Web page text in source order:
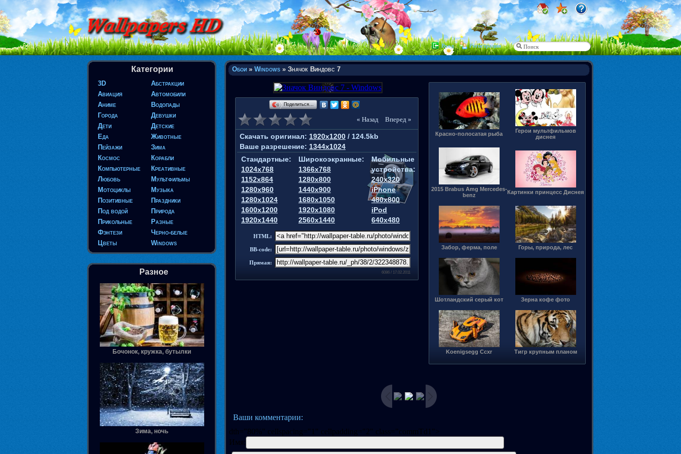
Вход Регистрация
Категории
3D
Абстракции
Авиация
Автомобили
Аниме
Водопады
Города
Девушки
Дети
Детские
Еда
Животные
Пейзажи
Зима
Космос
Корабли
Компьютерные
Креативные
Любовь
Мультфильмы
Мотоциклы
Музыка
Позитивные
Праздники
Под водой
Природа
Прикольные
Разные
Фэнтези
Черно-белые
Цветы
Windows
Разное
Бочонок, кружка, бутылки
Зима, ночь
Обои » Windows » Значок Виндовс 7
Поделиться…
« Назад Вперед »
Скачать оригинал: 1920x1200 / 124.5kb
Ваше разрешение: 1344x1024
Стандартные:
1024x768
1152x864
1280x960
1280x1024
1600x1200
1920x1440
Широкоэкранные:
1366x768
1280x800
1440x900
1680x1050
1920x1080
2560x1440
Мобильные
устройства:
240x320
iPhone
480x800
iPod
640x480
HTML:
BB-code:
Прямая:
6086 / 17.02.2011
Красно-полосатая рыба
Герои мультфильмов
диснея
2015 Brabus Amg Mercedes-
benz
Картинки принцесс Диснея
Забор, ферма, поле Горы, природа, лес
Шотландский серый кот Зерна кофе фото
Koenigsegg Ccxr Тигр крупным планом
Ваши комментарии:
dth="80%" cellspacing="1" cellpadding="2" class="commTd1">
Имя: